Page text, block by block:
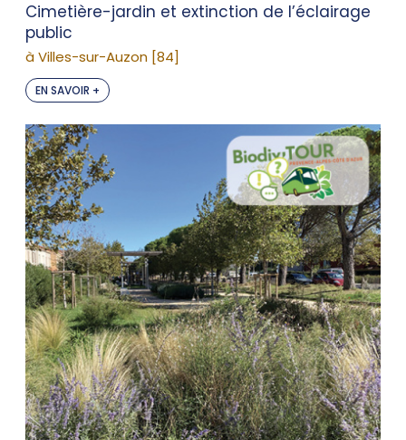
Cimetière-jardin et extinction de l’éclairage
public
à Villes-sur-Auzon [84]
EN SAVOIR +